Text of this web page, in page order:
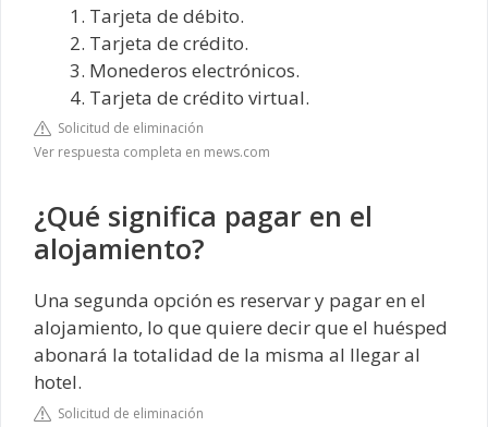
Tarjeta de débito.
Tarjeta de crédito.
Monederos electrónicos.
Tarjeta de crédito virtual.
Solicitud de eliminación
Ver respuesta completa en mews.com
¿Qué significa pagar en el
alojamiento?
Una segunda opción es reservar y pagar en el
alojamiento, lo que quiere decir que el huésped
abonará la totalidad de la misma al llegar al
hotel.
Solicitud de eliminación